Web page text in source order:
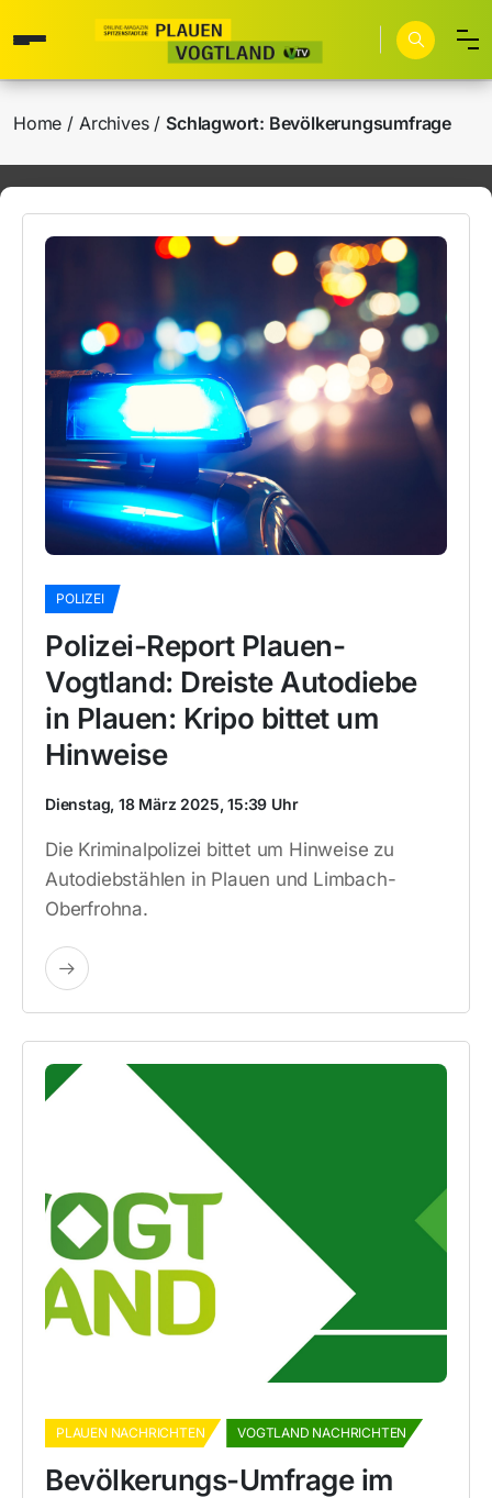
Home Archives Schlagwort: Bevölkerungsumfrage
POLIZEI
Polizei-Report Plauen-
Vogtland: Dreiste Autodiebe
in Plauen: Kripo bittet um
Hinweise
Dienstag, 18 März 2025, 15:39 Uhr
Die Kriminalpolizei bittet um Hinweise zu
Autodiebstählen in Plauen und Limbach-
Oberfrohna.
PLAUEN NACHRICHTEN VOGTLAND NACHRICHTEN
Bevölkerungs-Umfrage im